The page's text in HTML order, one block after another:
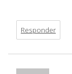
Responder